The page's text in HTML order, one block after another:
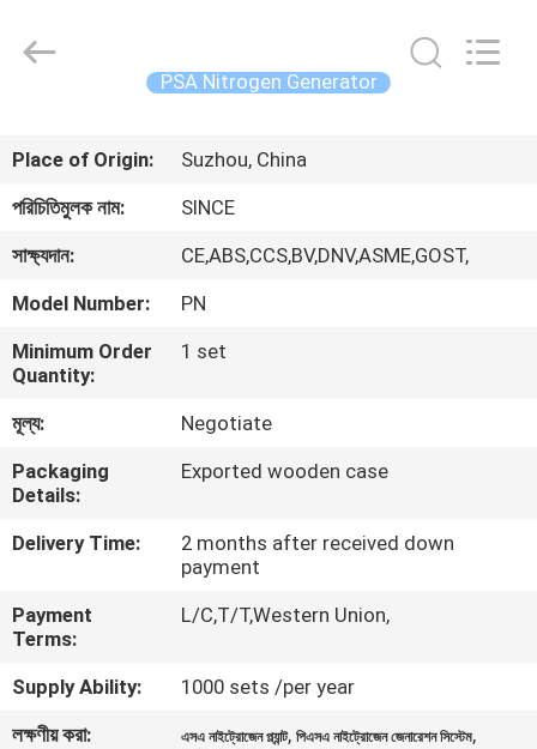
পণ্য
ভ্রমণ
নিয়ন্ত্রণ
আমাদের
সাথে
যোগাযোগ
Technology
Co.,Ltd.
PSA Nitrogen Generator
Place of Origin:
Suzhou, China
পরিচিতিমুলক নাম:
SINCE
সাক্ষ্যদান:
CE,ABS,CCS,BV,DNV,ASME,GOST,
Model Number:
PN
Minimum Order
Quantity:
1 set
মূল্য:
Negotiate
Packaging
Details:
Exported wooden case
Delivery Time:
2 months after received down
payment
Payment
Terms:
L/C,T/T,Western Union,
Supply Ability:
1000 sets /per year
লক্ষণীয় করা:
এসএ নাইট্রোজেন প্ল্যান্ট,পিএসএ নাইট্রোজেন জেনারেশন সিস্টেম,